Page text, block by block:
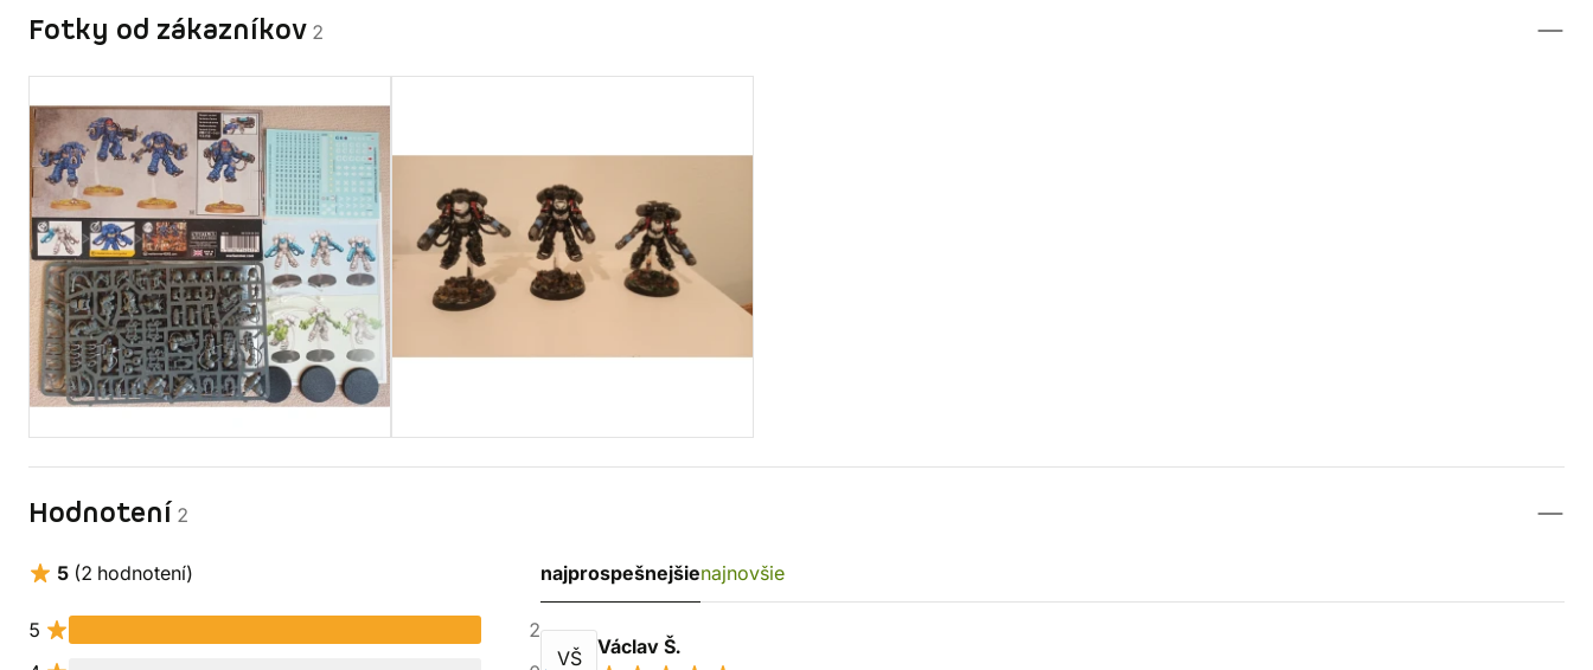
Fotky od zákazníkov 2
Hodnotení 2
5 (2 hodnotení)
5
2
najprospešnejšienajnovšie
VŠ Václav Š.